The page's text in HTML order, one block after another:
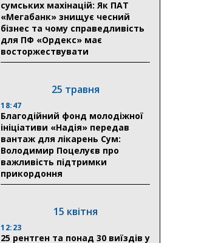
сумських махінацій: Як ПАТ
«Мегабанк» знищує чесний
бізнес та чому справедливість
для ПФ «Ордекс» має
восторжествувати
25 травня
18:47
Благодійний фонд молодіжної
ініціативи «Надія» передав
вантаж для лікарень Сум:
Володимир Поцелуєв про
важливість підтримки
прикордоння
15 квітня
12:23
25 рентген та понад 30 виїздів у